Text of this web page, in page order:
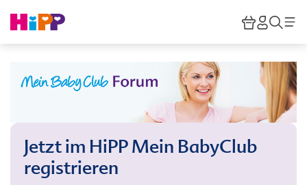
HiPP
Jetzt im HiPP Mein BabyClub
registrieren